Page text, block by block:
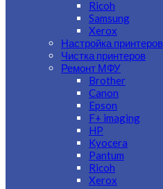
Ricoh
Samsung
Xerox
Настройка принтеров
Чистка принтеров
Ремонт МФУ
Brother
Canon
Epson
F+ imaging
HP
Kyocera
Pantum
Ricoh
Xerox